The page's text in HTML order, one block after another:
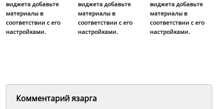
виджета добавьте
материалы в
соответствии с его
настройками.
виджета добавьте
материалы в
соответствии с его
настройками.
виджета добавьте
материалы в
соответствии с его
настройками.
Комментарий язарга